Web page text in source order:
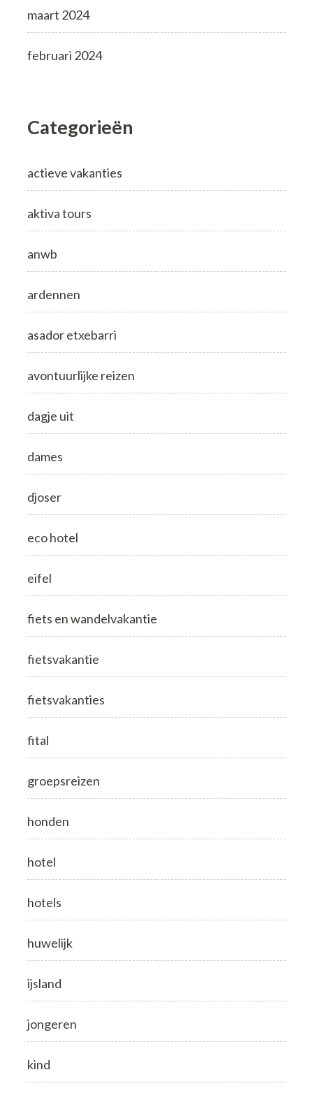
maart 2024
februari 2024
Categorieën
actieve vakanties
aktiva tours
anwb
ardennen
asador etxebarri
avontuurlijke reizen
dagje uit
dames
djoser
eco hotel
eifel
fiets en wandelvakantie
fietsvakantie
fietsvakanties
fital
groepsreizen
honden
hotel
hotels
huwelijk
ijsland
jongeren
kind